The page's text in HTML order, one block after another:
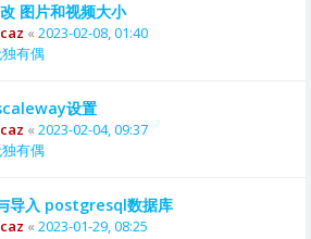
图片和视频大小
« 2023-02-08, 01:40
有偶
设置
« 2023-02-04, 09:37
有偶
导入 postgresql数据库
« 2023-01-29, 08:25